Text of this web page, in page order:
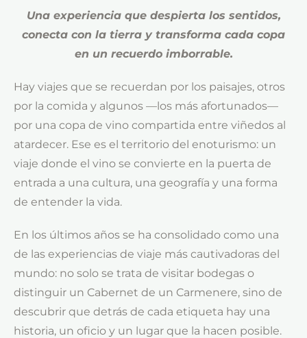
Una experiencia que despierta los sentidos,
conecta con la tierra y transforma cada copa
en un recuerdo imborrable.
Hay viajes que se recuerdan por los paisajes, otros
por la comida y algunos —los más afortunados—
por una copa de vino compartida entre viñedos al
atardecer. Ese es el territorio del enoturismo: un
viaje donde el vino se convierte en la puerta de
entrada a una cultura, una geografía y una forma
de entender la vida.
En los últimos años se ha consolidado como una
de las experiencias de viaje más cautivadoras del
mundo: no solo se trata de visitar bodegas o
distinguir un Cabernet de un Carmenere, sino de
descubrir que detrás de cada etiqueta hay una
historia, un oficio y un lugar que la hacen posible.